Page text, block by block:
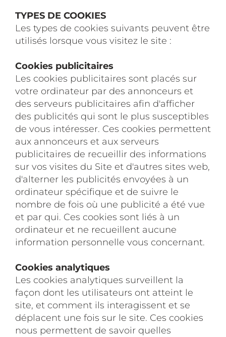
TYPES DE COOKIES
Les types de cookies suivants peuvent être
utilisés lorsque vous visitez le site :
Cookies publicitaires
Les cookies publicitaires sont placés sur
votre ordinateur par des annonceurs et
des serveurs publicitaires afin d'afficher
des publicités qui sont le plus susceptibles
de vous intéresser. Ces cookies permettent
aux annonceurs et aux serveurs
publicitaires de recueillir des informations
sur vos visites du Site et d'autres sites web,
d'alterner les publicités envoyées à un
ordinateur spécifique et de suivre le
nombre de fois où une publicité a été vue
et par qui. Ces cookies sont liés à un
ordinateur et ne recueillent aucune
information personnelle vous concernant.
Cookies analytiques
Les cookies analytiques surveillent la
façon dont les utilisateurs ont atteint le
site, et comment ils interagissent et se
déplacent une fois sur le site. Ces cookies
nous permettent de savoir quelles